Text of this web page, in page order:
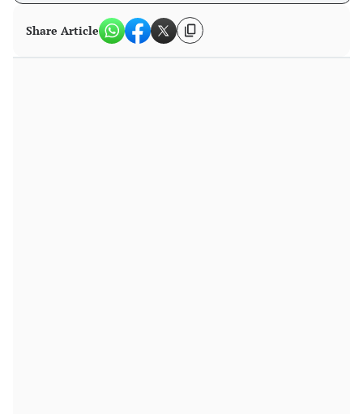
Share Article